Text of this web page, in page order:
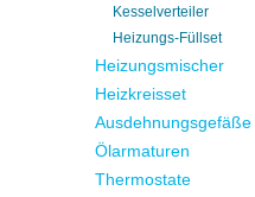
Kesselverteiler
Heizungs-Füllset
Heizungsmischer
Heizkreisset
Ausdehnungsgefäße
Ölarmaturen
Thermostate